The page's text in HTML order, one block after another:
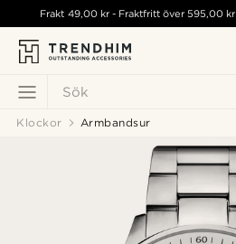
Sök
Frakt 49,00 kr- Fraktfritt över595,00 kr
Klockor Armbandsur